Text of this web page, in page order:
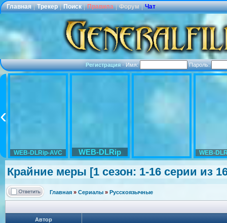
Главная | Трекер | Поиск | Правила | Форум | Чат
Регистрация·Имя: Пароль:
WEB-DLRip-AVC WEB-DLRip WEB-
Крайние меры [1 сезон: 1-16 серии из
Главная » Сериалы » Русскоязычные
Автор